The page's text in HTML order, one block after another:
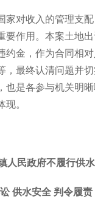
对收入的管理支
作用。本案土地
金，作为合同相
最终认清问题并
是各参与机关明
。
人民政府不履行供
供水安全 判令履责